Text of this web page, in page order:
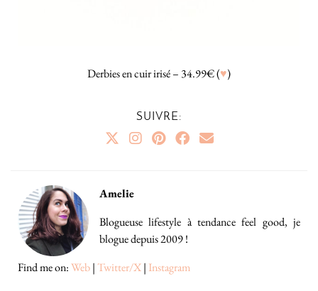
Derbies en cuir irisé – 34.99€ (♥)
SUIVRE:
Amelie
Blogueuse lifestyle à tendance feel good, je
blogue depuis 2009 !
Find me on:Web|Twitter/X| Instagram